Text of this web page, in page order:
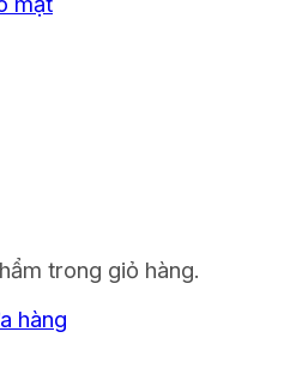
trong giỏ hàng.
hàng